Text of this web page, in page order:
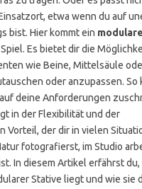
etwa wenn du auf
bist. Hier kommt ein
Es bietet dir die
wie Beine, Mittelsäule
oder anzupassen. So
deine Anforderungen
in der Flexibilität und der
Vorteil, der dir in vielen
fotografierst, im Studio
In diesem Artikel erfährst
Stative liegt und wie sie